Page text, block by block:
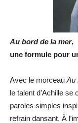
Au bord de la mer,
une formule pour
Avec le morceau Au
le talent d’Achille se
paroles simples
refrain dansant. À